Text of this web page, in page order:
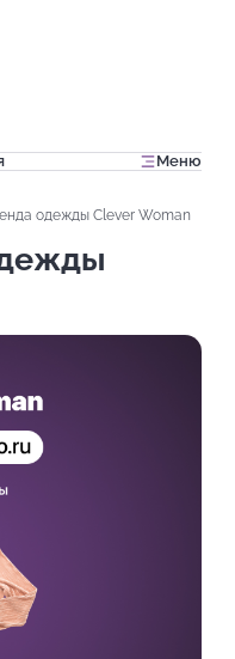
Меню
одежды Clever Woman